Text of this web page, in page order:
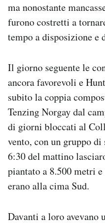
ma nonostante
furono costretti a
tempo a disposizione e
Il giorno seguente le
ancora favorevoli e
subito la coppia
Tenzing Norgay dal
di giorni bloccati al
vento, con un gruppo
6:30 del mattino
piantato a 8.500 metri
erano alla cima Sud.
Davanti a loro avevano